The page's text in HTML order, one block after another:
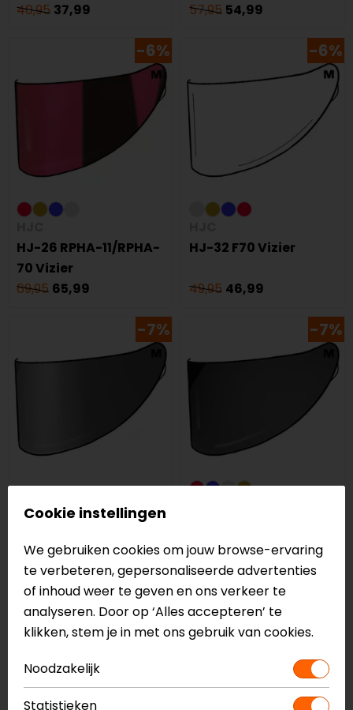
40,95 37,99
57,95 54,99
-6%
HJ-26 RPHA-11/RPHA-
70 Vizier
69,95 65,99
-6%
HJ-32 F70 Vizier
49,95 46,99
-7%
HJC
HJ-37 RPHA 91 Vizier
42,9539,99
-7%
40,95 37,99
-7%
Cookie instellingen
We gebruiken cookies om jouw browse-ervaring
te verbeteren, gepersonaliseerde advertenties
of inhoud weer te geven en ons verkeer te
analyseren. Door op ‘Alles accepteren’ te
klikken, stem je in met ons gebruik van cookies.
Noodzakelijk
Statistieken